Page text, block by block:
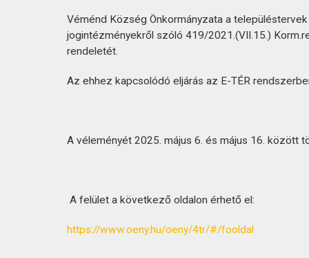
KAPCSOLAT
Véménd Község Önkormányzata a
jogintézményekről szóló 419/2021.(VII.15.)
rendeletét.
Az ehhez kapcsolódó eljárás az E-TÉR
A véleményét 2025. május 6. és május 16. között
A felület a következő oldalon érhető el:
https://www.oeny.hu/oeny/4tr/#/fooldal